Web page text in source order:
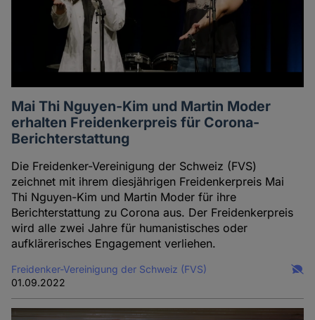
Mai Thi Nguyen-Kim und Martin Moder
erhalten Freidenkerpreis für Corona-
Berichterstattung
Die Freidenker-Vereinigung der Schweiz (FVS)
zeichnet mit ihrem diesjährigen Freidenkerpreis Mai
Thi Nguyen-Kim und Martin Moder für ihre
Berichterstattung zu Corona aus. Der Freidenkerpreis
wird alle zwei Jahre für humanistisches oder
aufklärerisches Engagement verliehen.
Freidenker-Vereinigung der Schweiz (FVS)
01.09.2022